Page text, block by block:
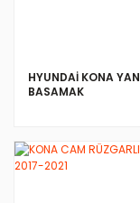
HYUNDAİ KONA YAN
BASAMAK